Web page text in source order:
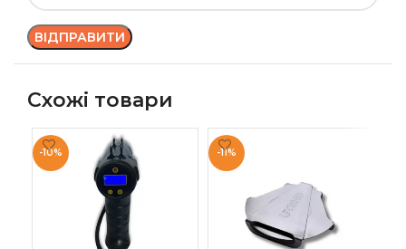
Схожі товари
-10% -11%